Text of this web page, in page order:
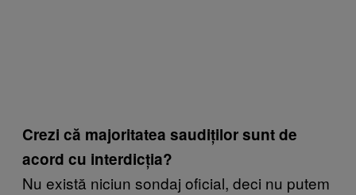
Crezi că majoritatea saudiților sunt de
acord cu interdicția?
Nu există niciun sondaj oficial, deci nu putem